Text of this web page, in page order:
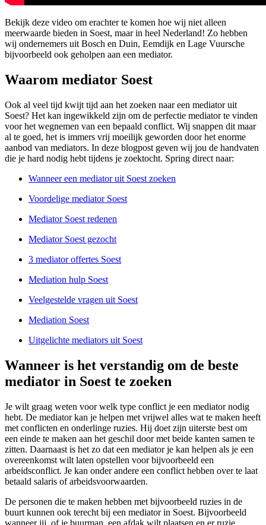
Bekijk deze video om erachter te komen hoe wij niet alleen
meerwaarde bieden in Soest, maar in heel Nederland! Zo hebben
wij ondernemers uit Bosch en Duin, Eemdijk en Lage Vuursche
bijvoorbeeld ook geholpen aan een mediator.
Waarom mediator Soest
Ook al veel tijd kwijt tijd aan het zoeken naar een mediator uit
Soest? Het kan ingewikkeld zijn om de perfectie mediator te vinden
voor het wegnemen van een bepaald conflict. Wij snappen dit maar
al te goed, het is immers vrij moeilijk geworden door het enorme
aanbod van mediators. In deze blogpost geven wij jou de handvaten
die je hard nodig hebt tijdens je zoektocht. Spring direct naar:
Wanneer een mediator uit Soest zoeken
Voordelige mediator Soest
Mediator Soest redenen
Mediator Soest gezocht
3 mediator offertes Soest
Mediation hulp Soest
Veelgestelde vragen uit Soest
Mediation Soest
Uitgelichte mediators uit Soest
Wanneer is het verstandig om de beste
mediator in Soest te zoeken
Je wilt graag weten voor welk type conflict je een mediator nodig
hebt. De mediator kan je helpen met vrijwel alles wat te maken heeft
met conflicten en onderlinge ruzies. Hij doet zijn uiterste best om
een einde te maken aan het geschil door met beide kanten samen te
zitten. Daarnaast is het zo dat een mediator je kan helpen als je een
overeenkomst wilt laten opstellen voor bijvoorbeeld een
arbeidsconflict. Je kan onder andere een conflict hebben over te laat
betaald salaris of arbeidsvoorwaarden.
De personen die te maken hebben met bijvoorbeeld ruzies in de
buurt kunnen ook terecht bij een mediator in Soest. Bijvoorbeeld
wanneer jij, of je buurman, een afdak wilt plaatsen en er ruzie